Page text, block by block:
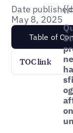
Date
May 8, 2025
Table of
TOC link